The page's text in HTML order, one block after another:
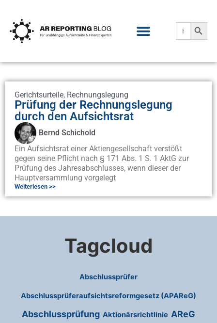
Search
for:
Gerichtsurteile, Rechnungslegung
Prüfung der Rechnungslegung
durch den Aufsichtsrat
Bernd Schichold
Ein Aufsichtsrat einer Aktiengesellschaft verstößt
gegen seine Pflicht nach § 171 Abs. 1 S. 1 AktG zur
Prüfung des Jahresabschlusses, wenn dieser der
Hauptversammlung vorgelegt
Weiterlesen >>
Tagcloud
Abschlussprüfer
Abschlussprüferaufsichtsreformgesetz (APAReG)
Abschlussprüfung Aktionärsrichtlinie AReG